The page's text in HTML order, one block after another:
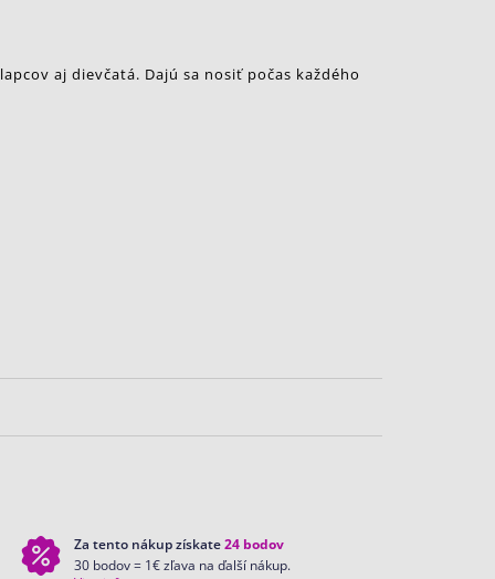
aj dievčatá. Dajú sa nosiť počas každého
Za tento nákup získate24bodov
30 bodov = 1€ zľava na ďalší nákup.